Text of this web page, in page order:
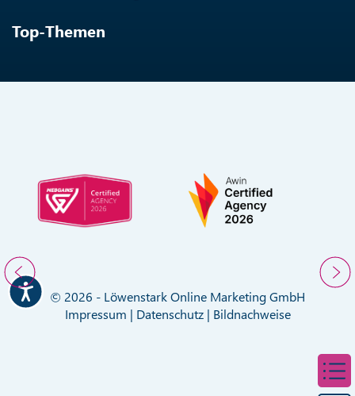
Top-Themen
© 2026 - Löwenstark Online Marketing GmbH
Impressum | Datenschutz| Bildnachweise